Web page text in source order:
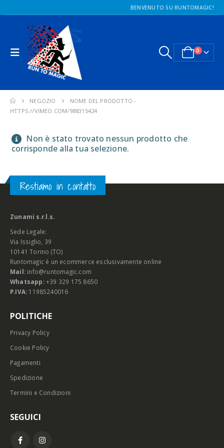
BENVENUTO SU RUNTOMAGIC!
0
NEGOZIO
NOME DEL PRODOTTO -
HTTPS://VIMEO.COM/988315424
Non è stato trovato nessun prodotto che
corrisponde alla tua selezione.
Restiamo in contatto
Zunami s.r.l.s.
Sede Legale:
Via Issiglio, 39
10141 Torino (TO)
Runtomagic è un ecommerce esclusivamente online
Mail: info@runtomagic.com
Whatsapp: +39 329 175 8650
P.IVA: 11985240016
POLITICHE
Privacy Policy
Cookie Policy
Pagamenti
Spedizione
Termini e Condizioni
SEGUICI